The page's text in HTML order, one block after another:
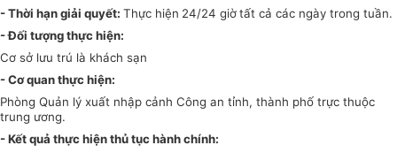
- Thời hạn giải quyết: Thực hiện 24/24 giờtất cả các ngày trong tuần.
- Đối tượng thực hiện:
Cơ sở lưu trú là khách sạn
- Cơ quan thực hiện:
Phòng Quản lý xuất nhập cảnh Công an tỉnh, thành phố trực thuộc
trung ương.
- Kết quả thực hiện thủ tục hành chính: